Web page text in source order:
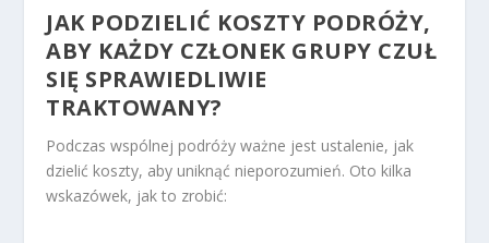
JAK PODZIELIĆ KOSZTY PODRÓŻY,
ABY KAŻDY CZŁONEK GRUPY CZUŁ
SIĘ SPRAWIEDLIWIE
TRAKTOWANY?
Podczas wspólnej podróży ważne jest ustalenie, jak
dzielić koszty, aby uniknąć nieporozumień. Oto kilka
wskazówek, jak to zrobić: